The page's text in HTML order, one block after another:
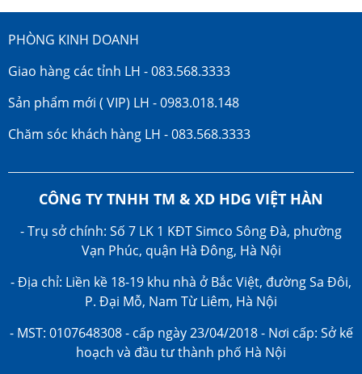
PHÒNG KINH DOANH
Giao hàng các tỉnh LH - 083.568.3333
Sản phẩm mới ( VIP) LH - 0983.018.148
Chăm sóc khách hàng LH - 083.568.3333
CÔNG TY TNHH TM & XD HDG VIỆT HÀN
- Trụ sở chính: Số 7 LK 1 KĐT Simco Sông Đà, phường
Vạn Phúc, quận Hà Đông, Hà Nội
- Địa chỉ: Liền kề 18-19 khu nhà ở Bắc Việt, đường Sa Đôi,
P. Đại Mỗ, Nam Từ Liêm, Hà Nội
- MST: 0107648308 - cấp ngày 23/04/2018 - Nơi cấp: Sở kế
hoạch và đầu tư thành phố Hà Nội